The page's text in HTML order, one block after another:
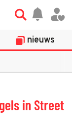
nieuws
in Street